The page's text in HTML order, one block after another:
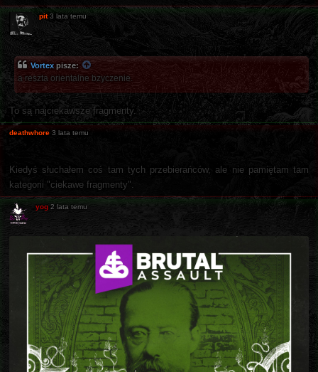
pit 3 lata temu
Vortex pisze:
a reszta orientalne bzyczenie.
To są najciekawsze fragmenty.
deathwhore 3 lata temu
Kiedyś słuchałem coś tam tych przebierańców, ale nie pamiętam tam
kategorii "ciekawe fragmenty".
yog 2 lata temu